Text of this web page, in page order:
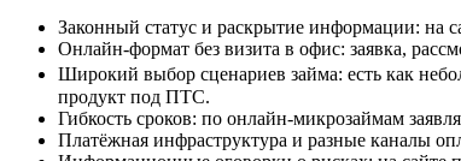
Законный статус и раскрытие информации: на
Онлайн‑формат без визита в офис: заявка,
Широкий выбор сценариев займа: есть как
продукт под ПТС.
Гибкость сроков: по онлайн‑микрозаймам
Платёжная инфраструктура и разные каналы